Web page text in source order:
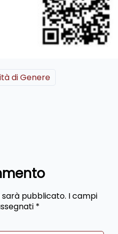
di Genere
sarà pubblicato. I campi
*